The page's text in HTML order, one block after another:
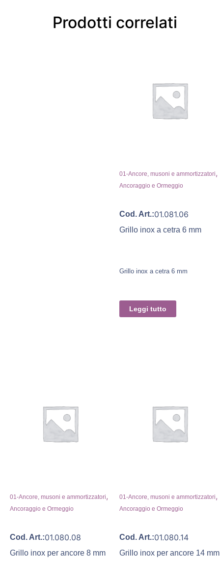
Prodotti correlati
01-Ancore, musoni e ammortizzatori,
Ancoraggio e Ormeggio
Cod. Art.:01.081.06
Grillo inox a cetra 6 mm
Grillo inox a cetra 6 mm
Leggi tutto
01-Ancore, musoni e ammortizzatori,
Ancoraggio e Ormeggio
Cod. Art.:01.080.08
Grillo inox per ancore 8 mm
01-Ancore, musoni e ammortizzatori,
Ancoraggio e Ormeggio
Cod. Art.:01.080.14
Grillo inox per ancore 14 mm